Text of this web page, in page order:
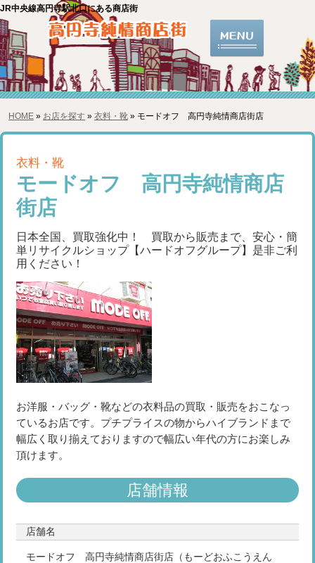
JR中央線高円寺駅北口にある商店街
HOME » お店を探す » 衣料・靴» モードオフ 高円寺純情商店街店
衣料・靴
モードオフ 高円寺純情商店
街店
日本全国、買取強化中！ 買取から販売まで、安心・簡
単リサイクルショップ【ハードオフグループ】是非ご利
用ください！
お洋服・バッグ・靴などの衣料品の買取・販売をおこなっ
ているお店です。プチプライスの物からハイブランドまで
幅広く取り揃えておりますので幅広い年代の方にお楽しみ
頂けます。
店舗情報
店舗名
モードオフ 高円寺純情商店街店（もーどおふこうえん